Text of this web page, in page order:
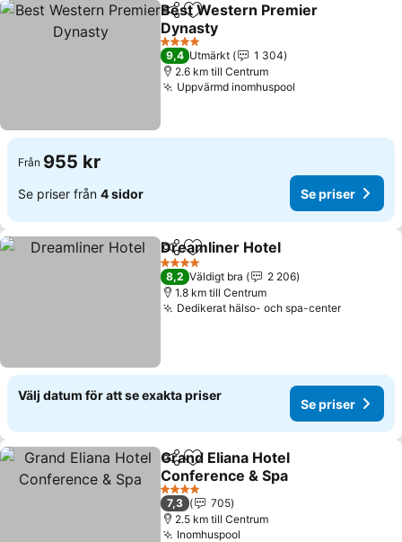
Dela Lägg till i Mina Favoriter
Best Western Premier
Dynasty
4 Stjärnor
9,4 Utmärkt
1 304
2.6 km till Centrum
Uppvärmd inomhuspool
Från 955 kr
Se priser från 4 sidor Se priser
Dela Lägg till i Mina Favoriter
Dreamliner Hotel
4 Stjärnor
8,2 Väldigt bra
2 206
1.8 km till Centrum
Dedikerat hälso- och spa-center
Välj datum för att se exakta priser
Se priser
Dela Lägg till i Mina Favoriter
Grand Eliana Hotel
Conference & Spa
4 Stjärnor
7,3
705
2.5 km till Centrum
Inomhuspool